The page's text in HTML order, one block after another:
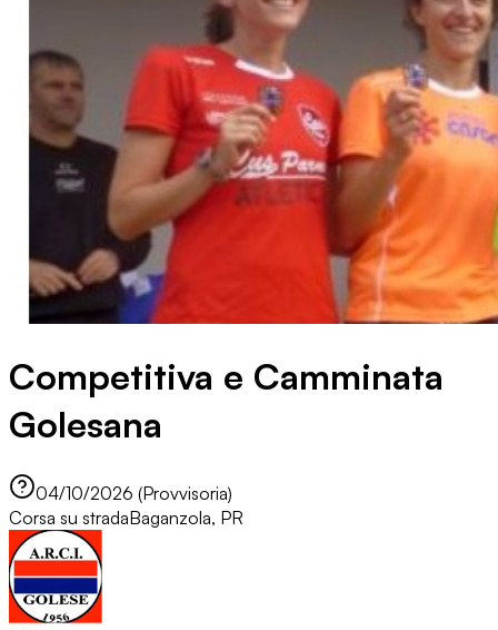
Competitiva e Camminata
Golesana
04/10/2026 (Provvisoria)
Corsa su stradaBaganzola, PR